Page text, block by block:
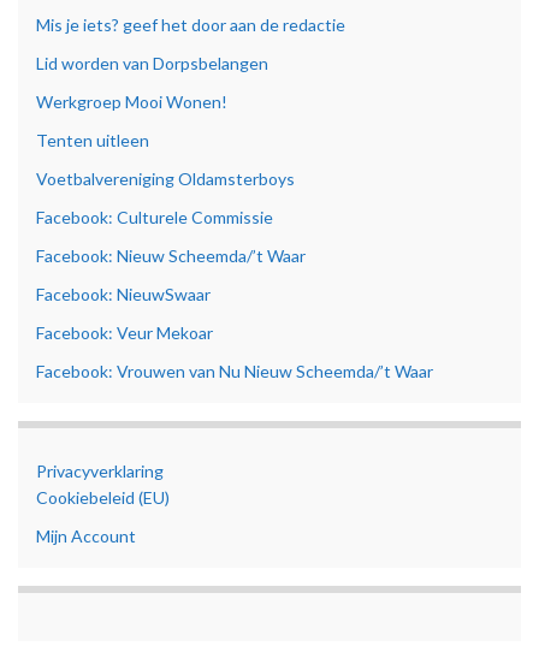
Mis je iets? geef het door aan de redactie
Lid worden van Dorpsbelangen
Werkgroep Mooi Wonen!
Tenten uitleen
Voetbalvereniging Oldamsterboys
Facebook: Culturele Commissie
Facebook: Nieuw Scheemda/’t Waar
Facebook: NieuwSwaar
Facebook: Veur Mekoar
Facebook: Vrouwen van Nu Nieuw Scheemda/’t Waar
Privacyverklaring
Cookiebeleid (EU)
Mijn Account